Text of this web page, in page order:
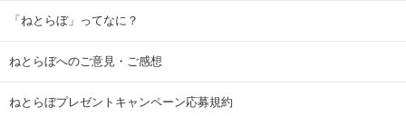
「ねとらぼ」ってなに？
ねとらぼへのご意見・ご感想
ねとらぼプレゼントキャンペーン応募規約